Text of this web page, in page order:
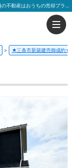
★三条市新築建売御成約★の成約実績、口コミや評判 | 新潟・上越の不動産はおうちの売却プラス 越後ホームズ
> ★三条市新築建売御成約★